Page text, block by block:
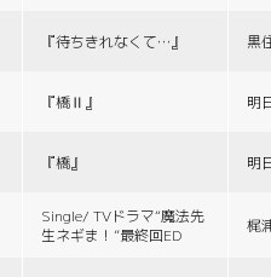
『待ちきれなくて…』 黒
『橋Ⅱ』 明
『橋』 明
Single/ TVドラマ“魔法先
生ネギま！”最終回ED
梶